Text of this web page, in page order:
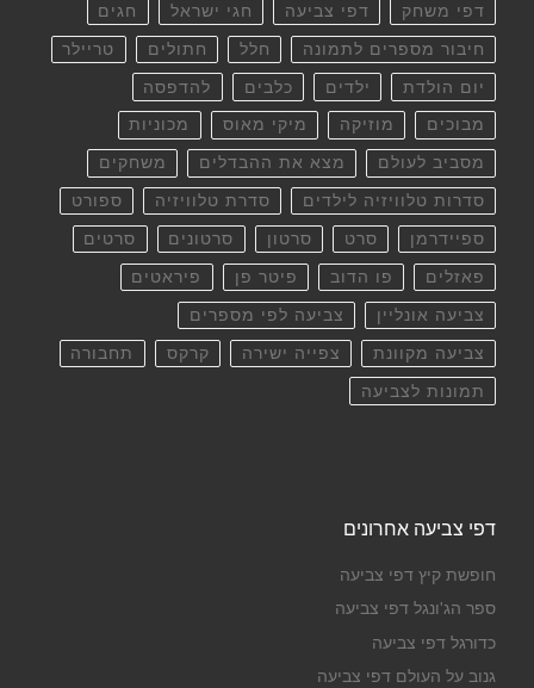
דפי משחק דפי צביעה חגי ישראל חגים
חיבור מספרים לתמונה חלל חתולים טריילר
יום הולדת ילדים כלבים להדפסה
מבוכים מוזיקה מיקי מאוס מכוניות
מסביב לעולם מצא את ההבדלים משחקים
סדרות טלוויזיה לילדים סדרת טלוויזיה ספורט
ספיידרמן סרט סרטון סרטונים סרטים
פאזלים פו הדוב פיטר פן פיראטים
צביעה אונליין צביעה לפי מספרים
צביעה מקוונת צפייה ישירה קרקס תחבורה
תמונות לצביעה
דפי צביעה אחרונים
חופשת קיץ דפי צביעה
ספר הג'ונגל דפי צביעה
כדורגל דפי צביעה
גנוב על העולם דפי צביעה